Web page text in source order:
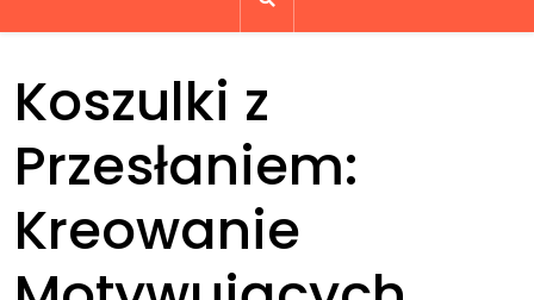
Koszulki z
Przesłaniem:
Kreowanie